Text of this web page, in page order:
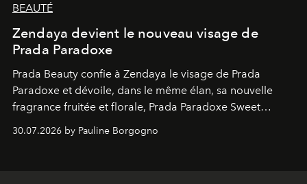
BEAUTÉ
Zendaya devient le nouveau visage de
Prada Paradoxe
Prada Beauty confie à Zendaya le visage de Prada
Paradoxe et dévoile, dans le même élan, sa nouvelle
fragrance fruitée et florale, Prada Paradoxe Sweet
30.07.2026 by Pauline Borgogno